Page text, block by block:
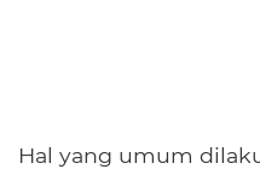
Hal yang umum